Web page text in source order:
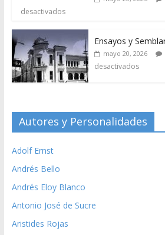
desactivados
Ensayos y
mayo 20, 2026
desactivados
Autores y Personalidades
Adolf Ernst
Andrés Bello
Andrés Eloy Blanco
Antonio José de Sucre
Aristides Rojas